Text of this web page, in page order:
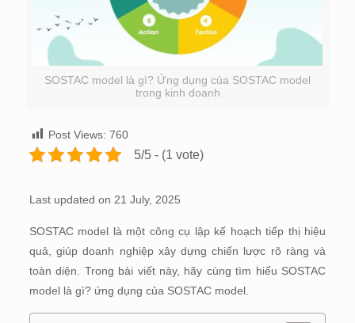
SOSTAC model là gì? Ứng dụng của SOSTAC model
trong kinh doanh
Post Views: 760
5/5 - (1 vote)
Last updated on 21 July, 2025
SOSTAC model là một công cụ lập kế hoạch tiếp thị hiệu
quả, giúp doanh nghiệp xây dựng chiến lược rõ ràng và
toàn diện. Trong bài viết này, hãy cùng tìm hiểu SOSTAC
model là gì? ứng dụng của SOSTAC model.